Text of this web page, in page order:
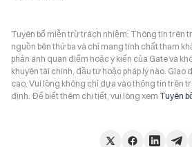
Tuyên bố miễn trừ trách nhiệm: Thông tin trên
nguồn bên thứ ba và chỉ mang tính chất tham
phản ánh quan điểm hoặc ý kiến của Gate và
khuyên tài chính, đầu tư hoặc pháp lý nào. Giao
cao. Vui lòng không chỉ dựa vào thông tin trên
định. Để biết thêm chi tiết, vui lòng xem Tuyên